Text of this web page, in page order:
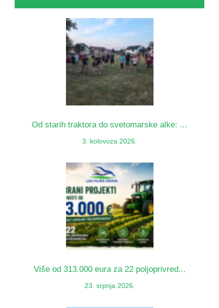
Od starih traktora do svetomarske alke: ...
3. kolovoza 2026.
Više od 313.000 eura za 22 poljoprivred...
23. srpnja 2026.